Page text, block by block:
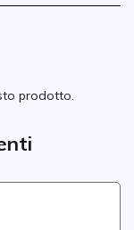
prodotto.